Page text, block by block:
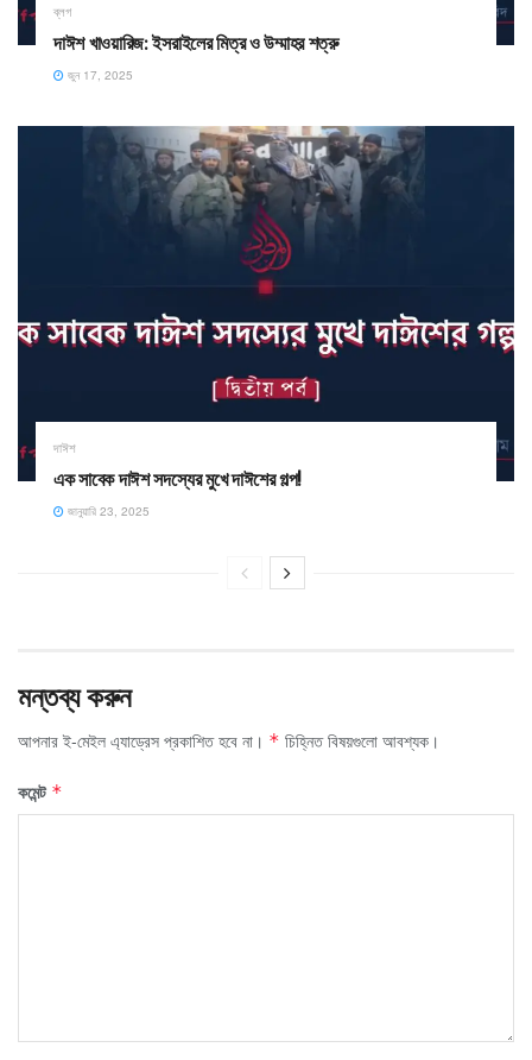
ব্লগ
দাঈশ খাওয়ারিজ: ইসরাইলের মিত্র ও উম্মাহর শত্রু
জুন 17, 2025
দাঈশ
এক সাবেক দাঈশ সদস্যের মুখে দাঈশের গল্প!
জানুয়ারি 23, 2025
মন্তব্য করুন
আপনার ই-মেইল এ্যাড্রেস প্রকাশিত হবে না। * চিহ্নিত বিষয়গুলো আবশ্যক।
কমেন্ট *